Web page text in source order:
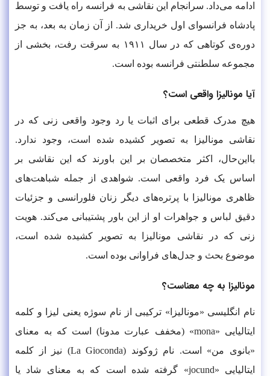
ادامه می‌داد. سرانجام این نقاشی به فرانسه راه یافت و توسط
پادشاه فرانسوای اول خریداری شد. از آن زمان به بعد، به جز
دوره‌ی کوتاهی که در سال ۱۹۱۱ به سرقت رفت، بخشی از
مجموعه سلطنتی فرانسه بوده است.
آیا مونالیزا واقعی است؟
هیچ مدرک قطعی برای اثبات یا رد وجود واقعی زنی که در
نقاشی مونالیزا به تصویر کشیده شده است، وجود ندارد.
بااین‌حال، اکثر متخصصان بر این باورند که این نقاشی بر
اساس یک فرد واقعی است. شواهدی از جمله شباهت‌های
ظاهری مونالیزا با پرتره‌های دیگر زنان فلورانسی و جزئیات
دقیق لباس و جواهرات او از این باور پشتیبانی می‌کند. هویت
زنی که در نقاشی مونالیزا به تصویر کشیده شده است،
موضوع بحث و جدل‌های فراوانی بوده است.
مونالیزا به چه معناست؟
نام انگلیسی «مونالیزا» ترکیبی از نام سوژه یعنی لیزا و کلمه
ایتالیایی «mona» (مخفف عبارت مدونا) است که به معنای
«بانوی من» است. نام ژوکوند (La Gioconda) نیز از کلمه
ایتالیایی «jocund» گرفته شده است که به معنای شاد یا